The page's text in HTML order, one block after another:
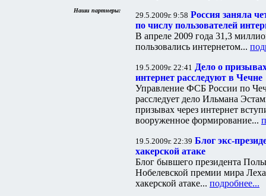
Наши партнеры:
29.5.2009г. 9:58 Россия заняла
по числу пользователей
В апреле 2009 года 31,3
пользовались интернетом...
19.5.2009г. 22:41 Дело о
интернет расследуют в Чечне
Управление ФСБ России по
расследует дело Ильмана
призывах через интернет
вооруженное формирование...
19.5.2009г. 22:39 Блог экс-
хакерской атаке
Блог бывшего президента
Нобелевской премии мира
хакерской атаке... подробнее...